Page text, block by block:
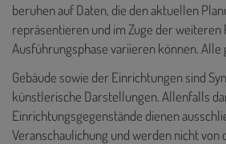
beruhen auf Daten, die den aktuellen
repräsentieren und im Zuge der weiteren
Ausführungsphase variieren können.
Gebäude sowie der Einrichtungen sind
künstlerische Darstellungen. Allenfalls
Einrichtungsgegenstände dienen
Veranschaulichung und werden nicht